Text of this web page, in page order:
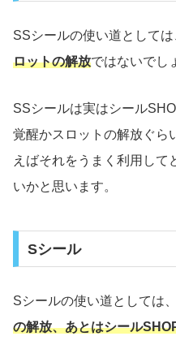
SSシールの使い道としては
ロットの解放ではないでし
SSシールは実はシール
覚醒かスロットの解放ぐら
えばそれをうまく利用して
いかと思います。
Sシール
Sシールの使い道としては、
の解放、あとはシール